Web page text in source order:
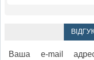
Ваша e-mail